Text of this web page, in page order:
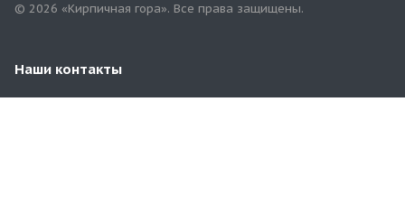
© 2026 «Кирпичная гора». Все права защищены.
Наши контакты
8 (83547) 2-21-08